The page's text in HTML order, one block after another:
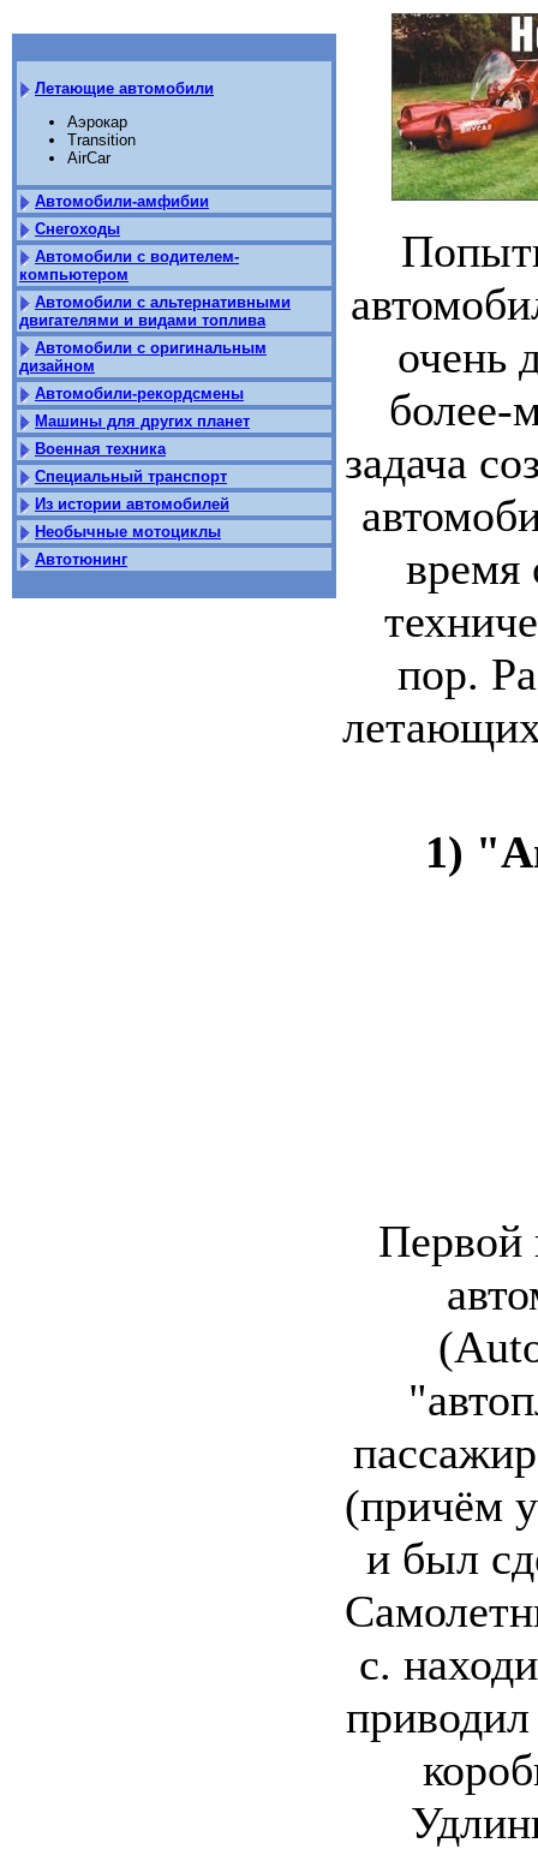
Летающие автомобили
Аэрокар
Transition
AirCar
Автомобили-амфибии
Снегоходы
Автомобили с водителем-
компьютером
Автомобили с альтернативными
двигателями и видами топлива
Автомобили с оригинальным
дизайном
Автомобили-рекордсмены
Машины для других планет
Военная техника
Специальный транспорт
Из истории автомобилей
Необычные мотоциклы
Автотюнинг
очень
более-
задача
время
пор.
1)
Первой
(причём
и был
с.
приводил